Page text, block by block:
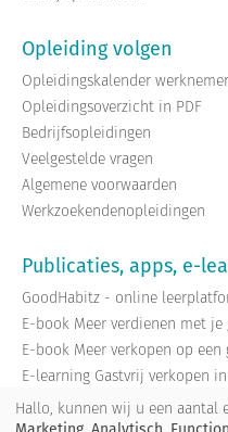
Opleiding volgen
Opleidingskalender
Opleidingsoverzicht in PDF
Bedrijfsopleidingen
Veelgestelde vragen
Algemene voorwaarden
Werkzoekendenopleidingen
Publicaties, apps, e-
GoodHabitz - online
E-book Meer verdienen met
E-book Meer verkopen op
E-learning Gastvrij verkopen
E-learning Meer verdienen
Hallo, kunnen wij u een aantal